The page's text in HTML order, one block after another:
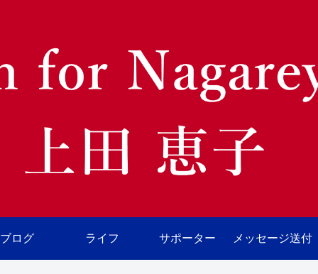
ブログ ライフ サポーター メッセージ送付